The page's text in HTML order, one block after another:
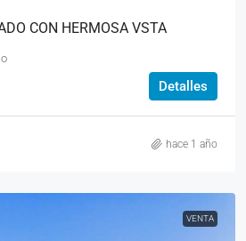
CON HERMOSA VSTA
Detalles
hace 1 año
VENTA